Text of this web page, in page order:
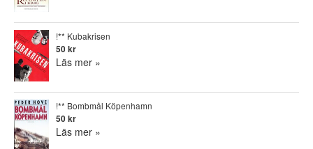
!** Kubakrisen
50 kr
Läs mer »
!** Bombmål Köpenhamn
50 kr
Läs mer »